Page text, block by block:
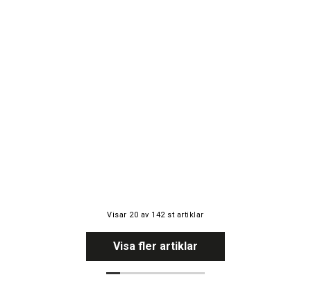
Visar 20 av 142st artiklar
Visa fler artiklar